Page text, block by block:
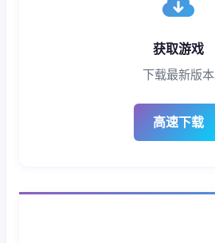
获取游戏
下载最新版本
高速下载